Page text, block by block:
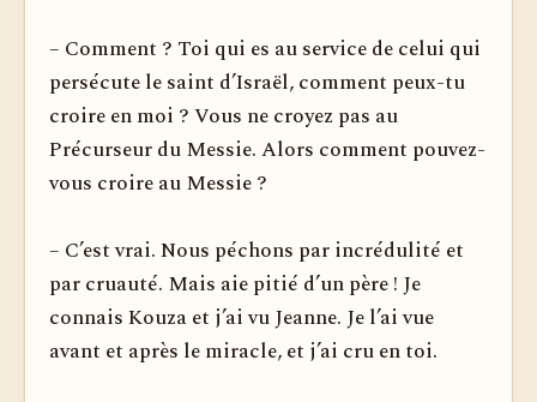
– Comment ? Toi qui es au service de celui qui
persécute le saint d’Israël, comment peux-tu
croire en moi ? Vous ne croyez pas au
Précurseur du Messie. Alors comment pouvez-
vous croire au Messie ?
– C’est vrai. Nous péchons par incrédulité et
par cruauté. Mais aie pitié d’un père ! Je
connais Kouza et j’ai vu Jeanne. Je l’ai vue
avant et après le miracle, et j’ai cru en toi.